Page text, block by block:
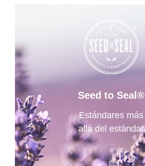
Seed to Seal®
Estándares más
allá del estándar